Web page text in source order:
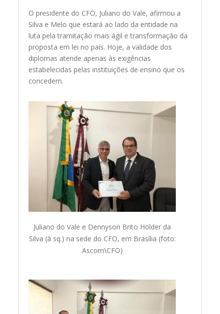
O presidente do CFO, Juliano do Vale, afirmou a
Silva e Melo que estará ao lado da entidade na
luta pela tramitação mais ágil e transformação da
proposta em lei no país. Hoje, a validade dos
diplomas atende apenas às exigências
estabelecidas pelas instituições de ensino que os
concedem.
Juliano do Vale e Dennyson Brito Holder da
Silva (à sq.) na sede do CFO, em Brasília (foto:
Ascom\CFO)